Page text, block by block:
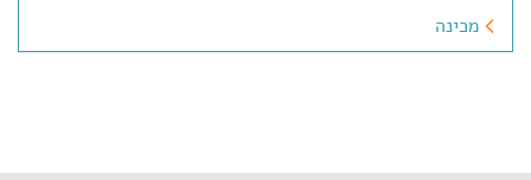
מכינה